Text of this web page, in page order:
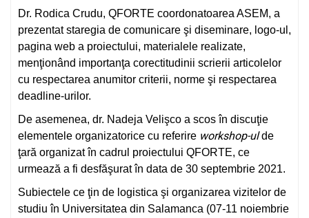
Dr. Rodica Crudu, QFORTE coordonatoarea ASEM, a
prezentat staregia de comunicare şi diseminare, logo-ul,
pagina web a proiectului, materialele realizate,
menţionând importanţa corectitudinii scrierii articolelor
cu respectarea anumitor criterii, norme şi respectarea
deadline-urilor.
De asemenea, dr. Nadeja Velişco a scos în discuţie
elementele organizatorice cu referire workshop-ulde
ţară organizat în cadrul proiectului QFORTE, ce
urmează a fi desfăşurat în data de 30 septembrie 2021.
Subiectele ce ţin de logistica şi organizarea vizitelor de
studiu în Universitatea din Salamanca (07-11 noiembrie